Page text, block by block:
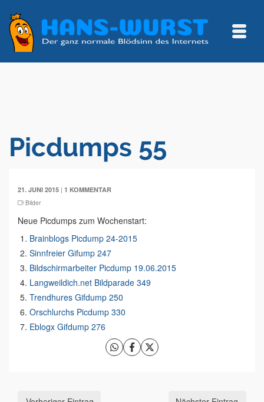
Picdumps 55
21. JUNI 2015 | 1 KOMMENTAR
Bilder
Neue Picdumps zum Wochenstart:
Brainblogs Picdump 24-2015
Sinnfreier Gifump 247
Bildschirmarbeiter Picdump 19.06.2015
Langweildich.net Bildparade 349
Trendhures Gifdump 250
Orschlurchs Picdump 330
Eblogx Gifdump 276